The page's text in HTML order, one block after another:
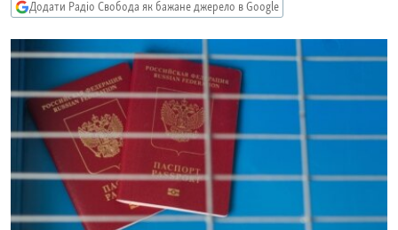
УКРАЇНА
СВІТ
СХЕМИ
КИТАЙ.ВИКЛИКИ
МУЛЬТИМЕДІА
ФОТО
СПЕЦПРОЄКТИ
ПОДКАСТИ
КРИМ РЕАЛІЇ
Додати Радіо Свобода як бажане джерело в Google